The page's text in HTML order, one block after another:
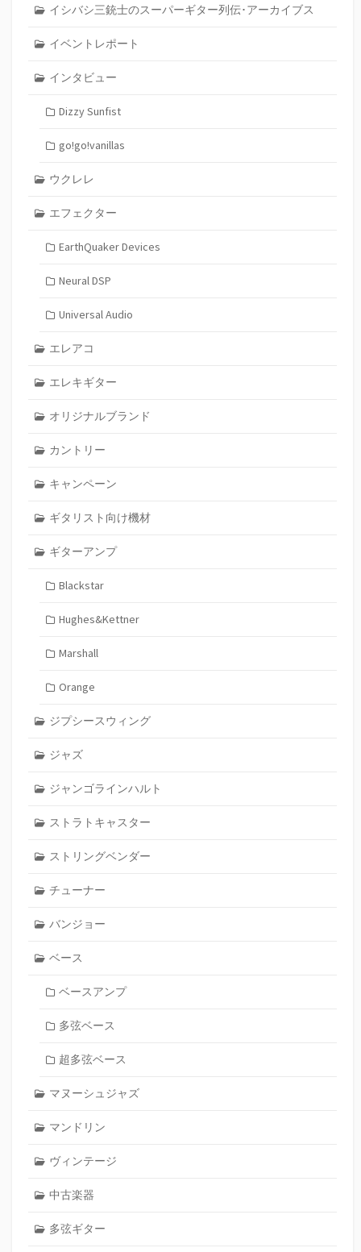
イシバシ三銃士のスーパーギター列伝･アーカイブス
イベントレポート
インタビュー
Dizzy Sunfist
go!go!vanillas
ウクレレ
エフェクター
EarthQuaker Devices
Neural DSP
Universal Audio
エレアコ
エレキギター
オリジナルブランド
カントリー
キャンペーン
ギタリスト向け機材
ギターアンプ
Blackstar
Hughes&Kettner
Marshall
Orange
ジプシースウィング
ジャズ
ジャンゴラインハルト
ストラトキャスター
ストリングベンダー
チューナー
バンジョー
ベース
ベースアンプ
多弦ベース
超多弦ベース
マヌーシュジャズ
マンドリン
ヴィンテージ
中古楽器
多弦ギター